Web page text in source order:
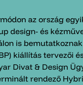
az ország
design- és
is
kiállítás tervezői
Divat & Design
rendező